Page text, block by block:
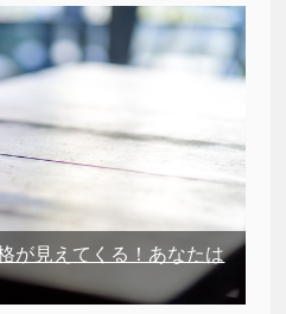
が見えてくる！あなたは